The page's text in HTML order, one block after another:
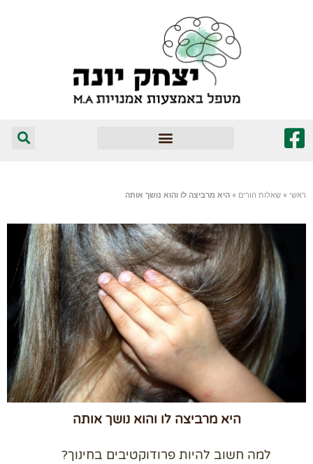
ראשי » שאלות הורים » היא מרביצה לו והוא נושך אותה
היא מרביצה לו והוא נושך אותה
למה חשוב להיות פרודוקטיבים בחינוך?